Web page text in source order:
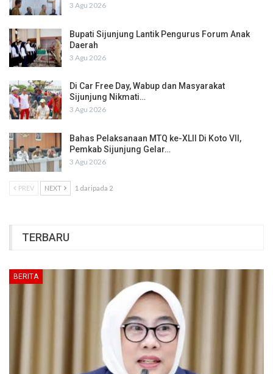
3 Agu 2026
Bupati Sijunjung Lantik Pengurus Forum Anak
Daerah
3 Agu 2026
Di Car Free Day, Wabup dan Masyarakat
Sijunjung Nikmati…
3 Agu 2026
Bahas Pelaksanaan MTQ ke-XLII Di Koto VII,
Pemkab Sijunjung Gelar…
3 Agu 2026
PREV NEXT 1 daripada 2
TERBARU
BERITA